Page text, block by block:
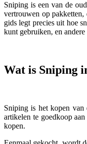
Sniping is een van de
vertrouwen op pakketten,
gids legt precies uit hoe
kunt gebruiken, en
Wat is Sniping
Sniping is het kopen van
artikelen te goedkoop
kopen.